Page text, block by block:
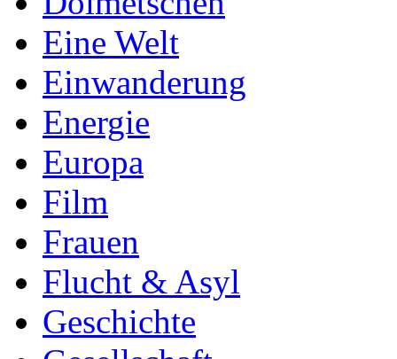
Eine Welt
Einwanderung
Energie
Europa
Film
Frauen
Flucht & Asyl
Geschichte